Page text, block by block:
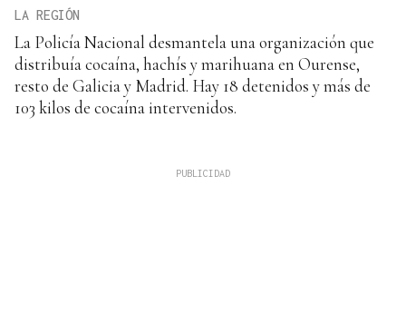
LA REGIÓN
La Policía Nacional desmantela una organización que
distribuía cocaína, hachís y marihuana en Ourense,
resto de Galicia y Madrid. Hay 18 detenidos y más de
103 kilos de cocaína intervenidos.